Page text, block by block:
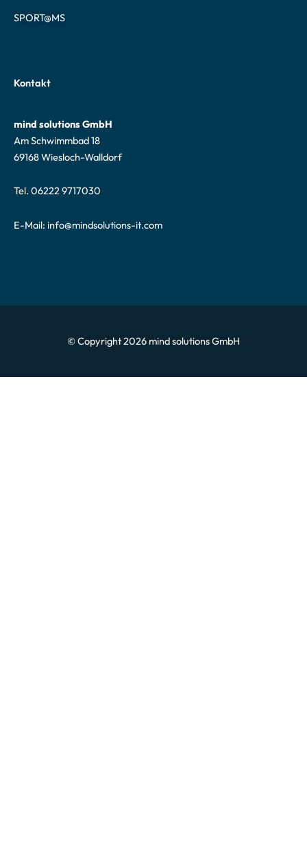
SPORT@MS
Kontakt
mind solutions GmbH
Am Schwimmbad 18
69168 Wiesloch-Walldorf
Tel. 06222 9717030
E-Mail: info@mindsolutions-it.com
© Copyright 2026 mind solutions GmbH